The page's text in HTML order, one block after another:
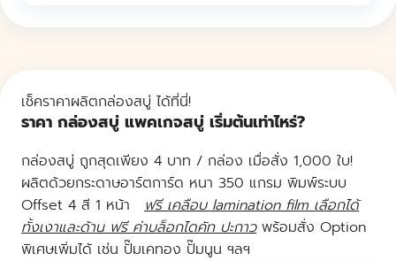
เช็คราคาผลิตกล่องสบู่ ได้ที่นี่!
ราคา กล่องสบู่ แพคเกจสบู่ เริ่มต้นเท่าไหร่?
กล่องสบู่ ถูกสุดเพียง 4 บาท / กล่อง เมื่อสั่ง 1,000 ใบ!
ผลิตด้วยกระดาษอาร์ตการ์ด หนา 350 แกรม พิมพ์ระบบ
Offset 4 สี 1 หน้า ฟรี เคลือบ lamination film เลือกได้
ทั้งเงาและด้าน ฟรี ค่าบล็อกไดคัท ปะกาวพร้อมสั่ง Option
พิเศษเพิ่มได้ เช่น ปั๊มเคทอง ปั๊มนูน ฯลฯ